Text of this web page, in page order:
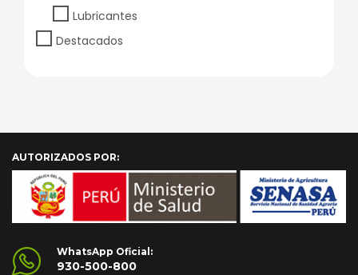
Lubricantes
Destacados
AUTORIZADOS POR:
WhatsApp Oficial:
930-500-800